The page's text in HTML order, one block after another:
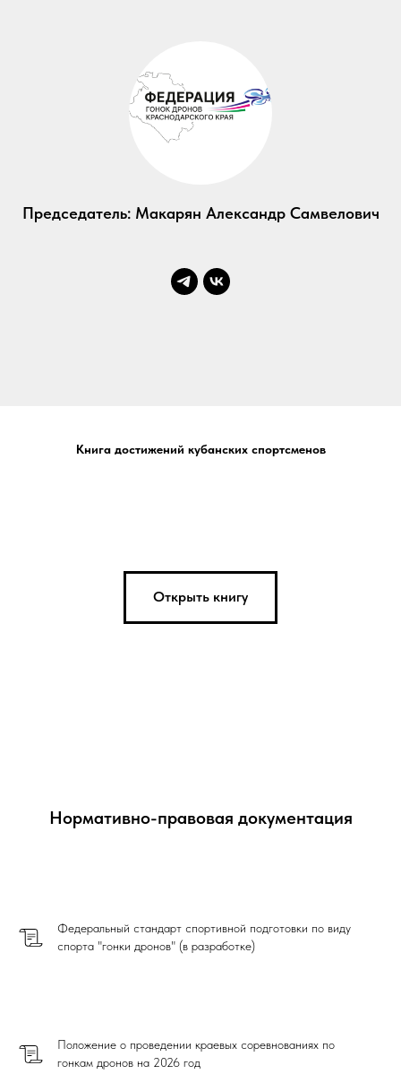
Председатель: Макарян Александр Самвелович
Книга достижений кубанских спортсменов
Открыть книгу
Нормативно-правовая документация
Федеральный стандарт спортивной подготовки по виду
спорта "гонки дронов" (в разработке)
Положение о проведении краевых соревнованиях по
гонкам дронов на 2026 год